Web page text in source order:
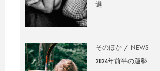
選
そのほか NEWS
2024年前半の運勢